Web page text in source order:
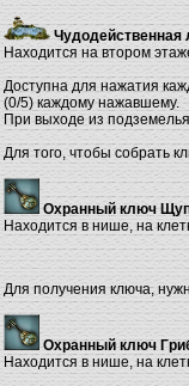
Чудодейственная
Находится на втором
Доступна для нажатия
(0/5) каждому нажавшему.
При выходе из
Для того, чтобы собрать
Охранный ключ
Находится в нише, на
Для получения ключа,
Охранный ключ
Находится в нише, на